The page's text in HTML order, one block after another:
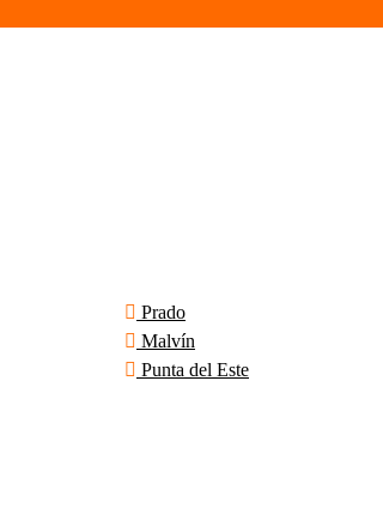
Prado
Malvín
Punta del Este